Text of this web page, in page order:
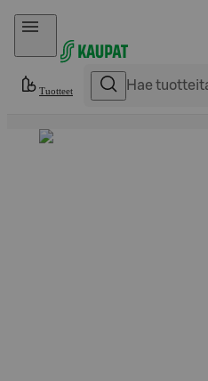
Hyppää sisältöön
Tuotteet